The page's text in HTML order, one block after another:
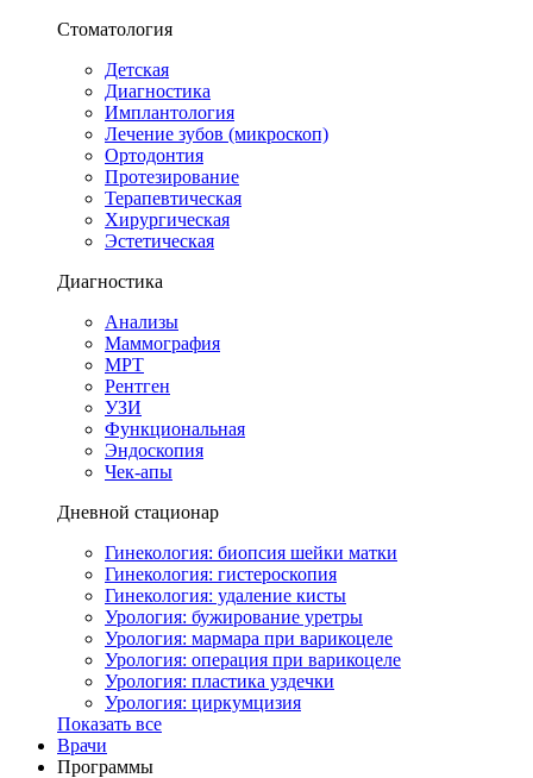
Стоматология
Детская
Диагностика
Имплантология
Лечение зубов (микроскоп)
Ортодонтия
Протезирование
Терапевтическая
Хирургическая
Эстетическая
Диагностика
Анализы
Маммография
МРТ
Рентген
УЗИ
Функциональная
Эндоскопия
Чек-апы
Дневной стационар
Гинекология: биопсия шейки матки
Гинекология: гистероскопия
Гинекология: удаление кисты
Урология: бужирование уретры
Урология: мармара при варикоцеле
Урология: операция при варикоцеле
Урология: пластика уздечки
Урология: циркумцизия
Показать все
Врачи
Программы